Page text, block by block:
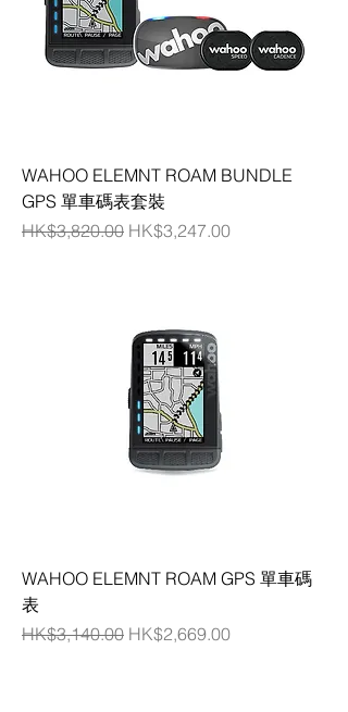
WAHOO ELEMNT ROAM BUNDLE
GPS 單車碼表套裝
一般價格
HK$3,820.00 促銷價格
HK$3,247.00
WAHOO ELEMNT ROAM GPS 單車碼
表
一般價格
HK$3,140.00 促銷價格
HK$2,669.00